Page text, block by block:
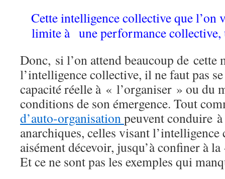
Cette intelligence collective que
limite à une performance
Donc, si l’on attend beaucoup de cette
l’intelligence collective, il ne faut pas
capacité réelle à « l’organiser » ou du
conditions de son émergence. Tout
d’auto-organisationpeuvent conduire
anarchiques, celles visant
aisément décevoir, jusqu’à confiner à
Et ce ne sont pas les exemples qui